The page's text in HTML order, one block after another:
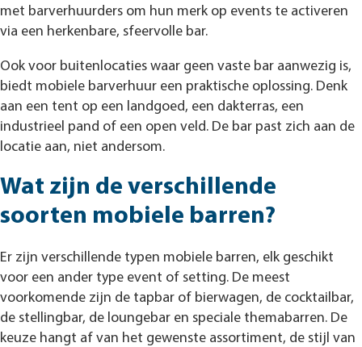
met barverhuurders om hun merk op events te activeren
via een herkenbare, sfeervolle bar.
Ook voor buitenlocaties waar geen vaste bar aanwezig is,
biedt mobiele barverhuur een praktische oplossing. Denk
aan een tent op een landgoed, een dakterras, een
industrieel pand of een open veld. De bar past zich aan de
locatie aan, niet andersom.
Wat zijn de verschillende
soorten mobiele barren?
Er zijn verschillende typen mobiele barren, elk geschikt
voor een ander type event of setting. De meest
voorkomende zijn de tapbar of bierwagen, de cocktailbar,
de stellingbar, de loungebar en speciale themabarren. De
keuze hangt af van het gewenste assortiment, de stijl van